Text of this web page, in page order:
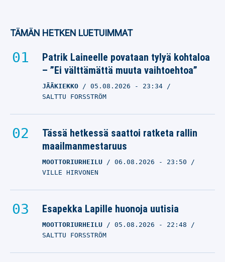
TÄMÄN HETKEN LUETUIMMAT
Patrik Laineelle povataan tylyä kohtaloa
– ”Ei välttämättä muuta vaihtoehtoa”
JÄÄKIEKKO 05.08.2026 - 23:34
SALTTU FORSSTRÖM
Tässä hetkessä saattoi ratketa rallin
maailmanmestaruus
MOOTTORIURHEILU 06.08.2026 - 23:50
VILLE HIRVONEN
Esapekka Lapille huonoja uutisia
MOOTTORIURHEILU 05.08.2026 - 22:48
SALTTU FORSSTRÖM